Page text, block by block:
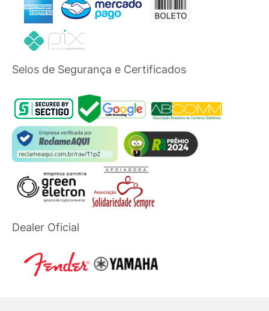
Selos de Segurança e Certificados
Dealer Oficial